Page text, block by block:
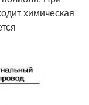
химическая